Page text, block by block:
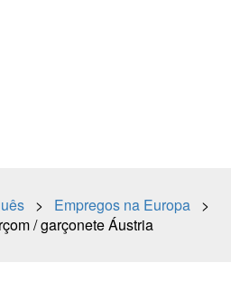
> Empregos na Europa >
/ garçonete Áustria